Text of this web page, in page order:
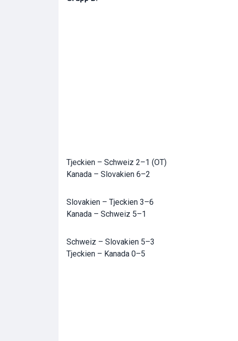
Tjeckien – Schweiz 2–1 (OT)
Kanada – Slovakien 6–2
Slovakien – Tjeckien 3–6
Kanada – Schweiz 5–1
Schweiz – Slovakien 5–3
Tjeckien – Kanada 0–5